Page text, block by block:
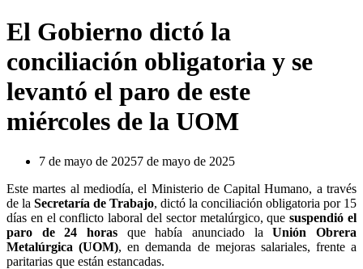
El Gobierno dictó la
conciliación obligatoria y se
levantó el paro de este
miércoles de la UOM
7 de mayo de 20257 de mayo de 2025
Este martes al mediodía, el Ministerio de Capital Humano, a través
de la Secretaría de Trabajo, dictó la conciliación obligatoria por 15
días en el conflicto laboral del sector metalúrgico, quesuspendió el
paro de 24 horas que había anunciado laUnión Obrera
Metalúrgica (UOM), en demanda de mejoras salariales, frente a
paritarias que están estancadas.